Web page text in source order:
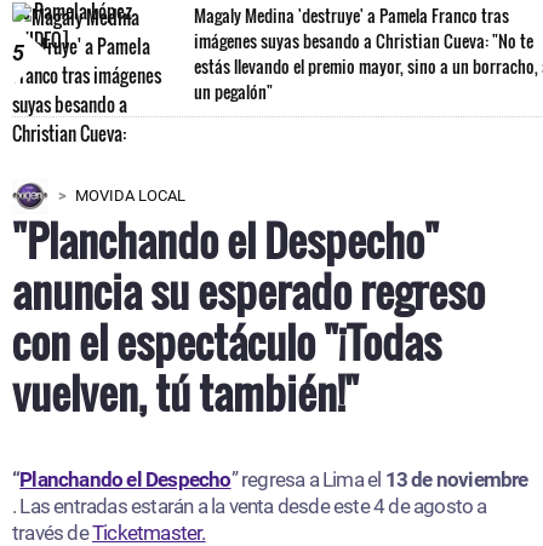
5
Magaly Medina 'destruye' a Pamela Franco tras
imágenes suyas besando a Christian Cueva: "No te
estás llevando el premio mayor, sino a un borracho,
un pegalón"
MOVIDA LOCAL
"Planchando el Despecho"
anuncia su esperado regreso
con el espectáculo "¡Todas
vuelven, tú también!"
“Planchando el Despecho” regresa a Lima el 13 de noviembre
. Las entradas estarán a la venta desde este 4 de agosto a
través deTicketmaster.